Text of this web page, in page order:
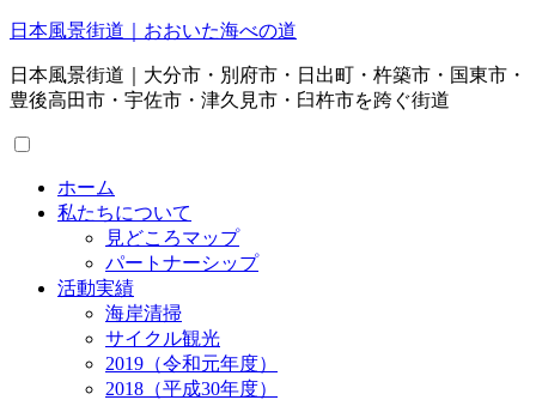
日本風景街道｜おおいた海べの道
日本風景街道｜大分市・別府市・日出町・杵築市・国東市・
豊後高田市・宇佐市・津久見市・臼杵市を跨ぐ街道
ホーム
私たちについて
見どころマップ
パートナーシップ
活動実績
海岸清掃
サイクル観光
2019（令和元年度）
2018（平成30年度）